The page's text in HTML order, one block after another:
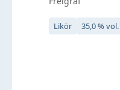
Likör 35,0 % vol.